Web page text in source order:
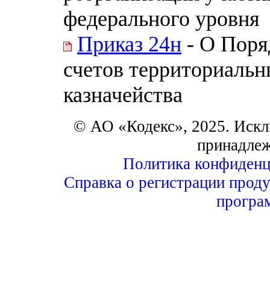
федерального уровня
Приказ 24н - О
счетов
казначейства
© АО «Кодекс», 2025.
Политика
Справка о регистрации